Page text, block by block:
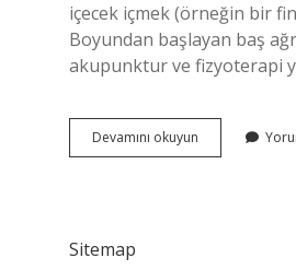
içecek içmek (örneğin bir
Boyundan başlayan baş
akupunktur ve fizyoterapi
Devamını okuyun Enseden
Gelen
Sitemap